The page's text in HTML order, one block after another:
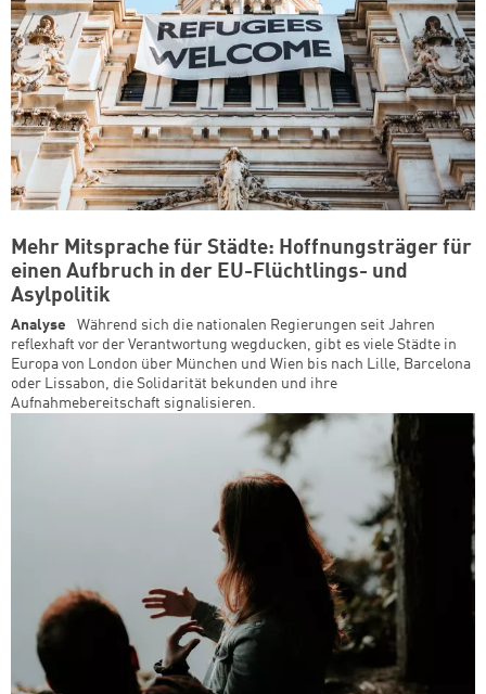
Mehr Mitsprache für Städte: Hoffnungsträger für
einen Aufbruch in der EU-Flüchtlings- und
Asylpolitik
Analyse
Während sich die nationalen Regierungen seit Jahren
reflexhaft vor der Verantwortung wegducken, gibt es viele Städte in
Europa von London über München und Wien bis nach Lille, Barcelona
oder Lissabon, die Solidarität bekunden und ihre
Aufnahmebereitschaft signalisieren.